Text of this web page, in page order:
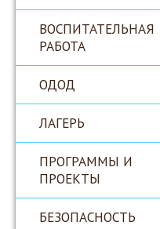
ВОСПИТАТЕЛЬНАЯ
РАБОТА
ОДОД
ЛАГЕРЬ
ПРОГРАММЫ И
ПРОЕКТЫ
БЕЗОПАСНОСТЬ